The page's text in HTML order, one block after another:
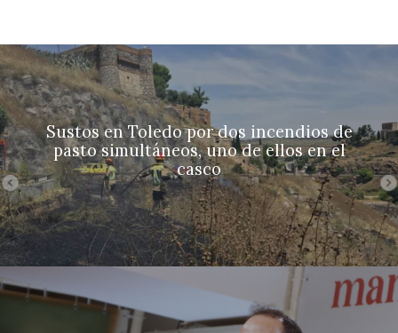
Sustos en Toledo por dos incendios de
pasto simultáneos, uno de ellos en el
casco